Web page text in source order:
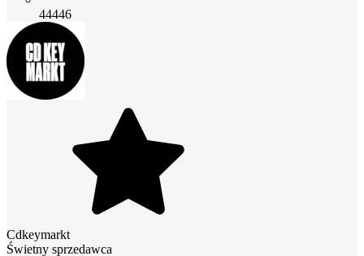
44446
Cdkeymarkt
Świetny sprzedawca